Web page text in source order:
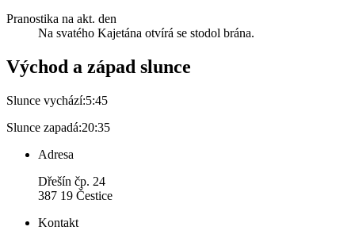
Pranostika na akt. den
Na svatého Kajetána otvírá se stodol brána.
Východ a západ slunce
Slunce vychází:5:45
Slunce zapadá:20:35
Adresa
Dřešín čp. 24
387 19 Čestice
Kontakt